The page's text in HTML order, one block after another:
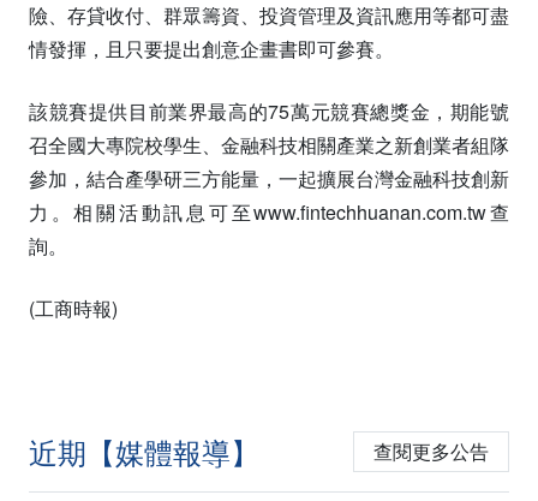
險、存貸收付、群眾籌資、投資管理及資訊應用等都可盡
情發揮，且只要提出創意企畫書即可參賽。
該競賽提供目前業界最高的75萬元競賽總獎金，期能號
召全國大專院校學生、金融科技相關產業之新創業者組隊
參加，結合產學研三方能量，一起擴展台灣金融科技創新
力。相關活動訊息可至www.fintechhuanan.com.tw查
詢。
(工商時報)
近期【媒體報導】 查閱更多公告